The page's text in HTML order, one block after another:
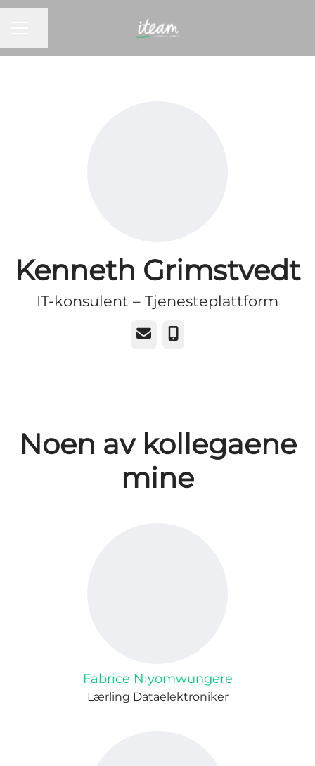
Kenneth Grimstvedt
IT-konsulent – Tjenesteplattform
E-postTelefonnummer
Noen av kollegaene
mine
Fabrice Niyomwungere
Lærling Dataelektroniker